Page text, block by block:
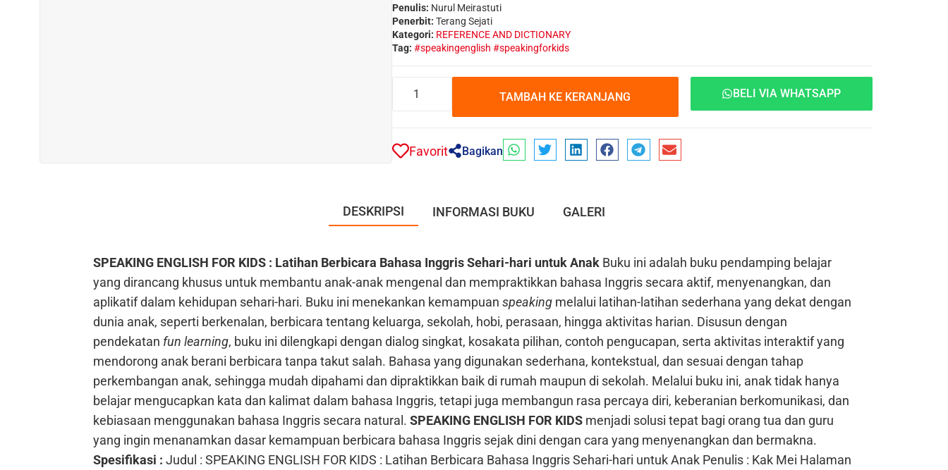
Penulis: Nurul Meirastuti
Penerbit: Terang Sejati
Kategori: REFERENCE AND DICTIONARY
Tag: #speakingenglish #speakingforkids
TAMBAH KE KERANJANG BELI VIA WHATSAPP
Favorit Bagikan
DESKRIPSI INFORMASI BUKU GALERI
SPEAKING ENGLISH FOR KIDS : Latihan Berbicara Bahasa Inggris Sehari-hari untuk Anak Buku ini adalah buku pendamping belajar
yang dirancang khusus untuk membantu anak-anak mengenal dan mempraktikkan bahasa Inggris secara aktif, menyenangkan, dan
aplikatif dalam kehidupan sehari-hari. Buku ini menekankan kemampuan speaking melalui latihan-latihan sederhana yang dekat dengan
dunia anak, seperti berkenalan, berbicara tentang keluarga, sekolah, hobi, perasaan, hingga aktivitas harian. Disusun dengan
pendekatan fun learning, buku ini dilengkapi dengan dialog singkat, kosakata pilihan, contoh pengucapan, serta aktivitas interaktif yang
mendorong anak berani berbicara tanpa takut salah. Bahasa yang digunakan sederhana, kontekstual, dan sesuai dengan tahap
perkembangan anak, sehingga mudah dipahami dan dipraktikkan baik di rumah maupun di sekolah. Melalui buku ini, anak tidak hanya
belajar mengucapkan kata dan kalimat dalam bahasa Inggris, tetapi juga membangun rasa percaya diri, keberanian berkomunikasi, dan
kebiasaan menggunakan bahasa Inggris secara natural. SPEAKING ENGLISH FOR KIDS menjadi solusi tepat bagi orang tua dan guru
yang ingin menanamkan dasar kemampuan berbicara bahasa Inggris sejak dini dengan cara yang menyenangkan dan bermakna.
Spesifikasi : Judul : SPEAKING ENGLISH FOR KIDS : Latihan Berbicara Bahasa Inggris Sehari-hari untuk Anak Penulis : Kak Mei Halaman